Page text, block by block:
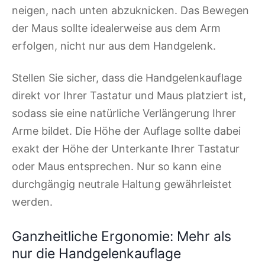
neigen, nach unten abzuknicken. Das Bewegen
der Maus sollte idealerweise aus dem Arm
erfolgen, nicht nur aus dem Handgelenk.
Stellen Sie sicher, dass die Handgelenkauflage
direkt vor Ihrer Tastatur und Maus platziert ist,
sodass sie eine natürliche Verlängerung Ihrer
Arme bildet. Die Höhe der Auflage sollte dabei
exakt der Höhe der Unterkante Ihrer Tastatur
oder Maus entsprechen. Nur so kann eine
durchgängig neutrale Haltung gewährleistet
werden.
Ganzheitliche Ergonomie: Mehr als
nur die Handgelenkauflage